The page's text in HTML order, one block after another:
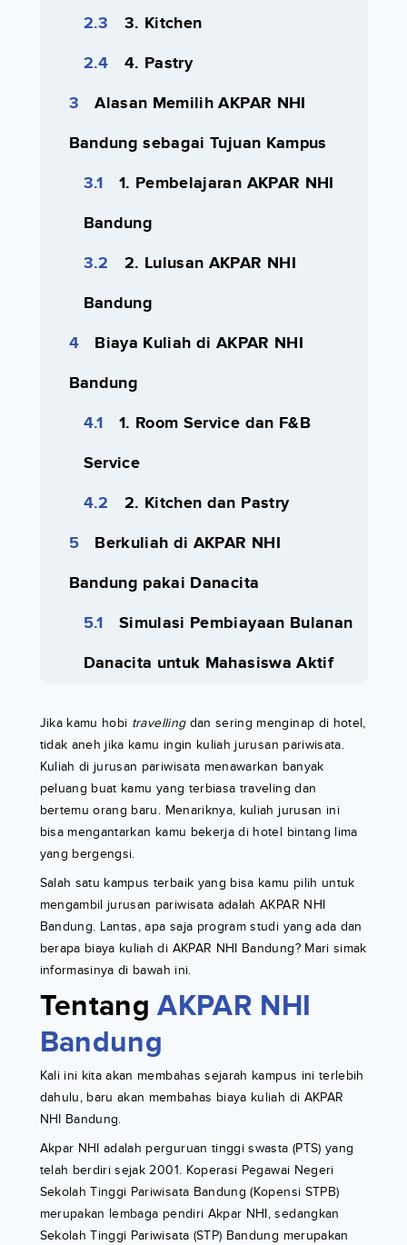
3. Kitchen
4. Pastry
Alasan Memilih AKPAR NHI
Bandung sebagai Tujuan Kampus
1. Pembelajaran AKPAR NHI
Bandung
2. Lulusan AKPAR NHI
Bandung
Biaya Kuliah di AKPAR NHI
Bandung
1. Room Service dan F&B
Service
2. Kitchen dan Pastry
Berkuliah di AKPAR NHI
Bandung pakai Danacita
Simulasi Pembiayaan Bulanan
Danacita untuk Mahasiswa Aktif
Jika kamu hobi travellingdan sering menginap di hotel,
tidak aneh jika kamu ingin kuliah jurusan pariwisata.
Kuliah di jurusan pariwisata menawarkan banyak
peluang buat kamu yang terbiasa traveling dan
bertemu orang baru. Menariknya, kuliah jurusan ini
bisa mengantarkan kamu bekerja di hotel bintang lima
yang bergengsi.
Salah satu kampus terbaik yang bisa kamu pilih untuk
mengambil jurusan pariwisata adalah AKPAR NHI
Bandung. Lantas, apa saja program studi yang ada dan
berapa biaya kuliah di AKPAR NHI Bandung? Mari simak
informasinya di bawah ini.
Tentang AKPAR NHI
Bandung
Kali ini kita akan membahas sejarah kampus ini terlebih
dahulu, baru akan membahas biaya kuliah di AKPAR
NHI Bandung.
Akpar NHI adalah perguruan tinggi swasta (PTS) yang
telah berdiri sejak 2001. Koperasi Pegawai Negeri
Sekolah Tinggi Pariwisata Bandung (Kopensi STPB)
merupakan lembaga pendiri Akpar NHI, sedangkan
Sekolah Tinggi Pariwisata (STP) Bandung merupakan